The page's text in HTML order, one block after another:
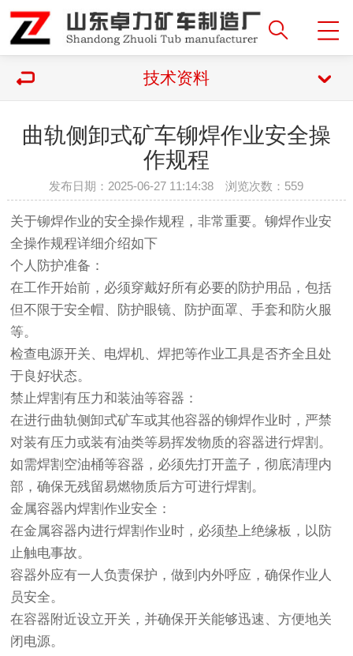
技术资料
曲轨侧卸式矿车铆焊作业安全操
作规程
发布日期：2025-06-27 11:14:38 浏览次数： 559
关于铆焊作业的安全操作规程，非常重要。铆焊作业安
全操作规程详细介绍如下
个人防护准备：
在工作开始前，必须穿戴好所有必要的防护用品，包括
但不限于安全帽、防护眼镜、防护面罩、手套和防火服
等。
检查电源开关、电焊机、焊把等作业工具是否齐全且处
于良好状态。
禁止焊割有压力和装油等容器：
在进行曲轨侧卸式矿车或其他容器的铆焊作业时，严禁
对装有压力或装有油类等易挥发物质的容器进行焊割。
如需焊割空油桶等容器，必须先打开盖子，彻底清理内
部，确保无残留易燃物质后方可进行焊割。
金属容器内焊割作业安全：
在金属容器内进行焊割作业时，必须垫上绝缘板，以防
止触电事故。
容器外应有一人负责保护，做到内外呼应，确保作业人
员安全。
在容器附近设立开关，并确保开关能够迅速、方便地关
闭电源。